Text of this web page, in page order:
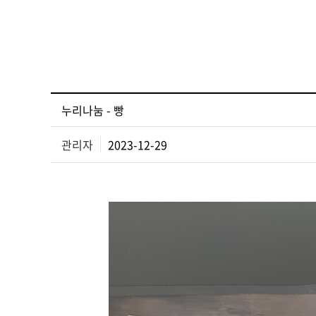
누리나눔 - 빵
관리자 2023-12-29